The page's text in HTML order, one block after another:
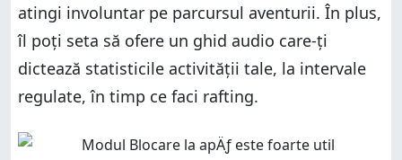
atingi involuntar pe parcursul aventurii. În plus,
îl poți seta să ofere un ghid audio care-ți
dictează statisticile activității tale, la intervale
regulate, în timp ce faci rafting.